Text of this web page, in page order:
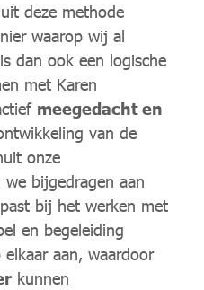
deze methode
waarop wij al
dan ook een logische
met Karen
meegedacht en
van de
onze
bijgedragen aan
bij het werken met
en begeleiding
aan, waardoor
kunnen